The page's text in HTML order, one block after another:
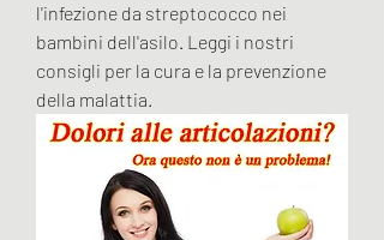
l'infezione da streptococco nei
bambini dell'asilo. Leggi i nostri
consigli per la cura e la prevenzione
della malattia.